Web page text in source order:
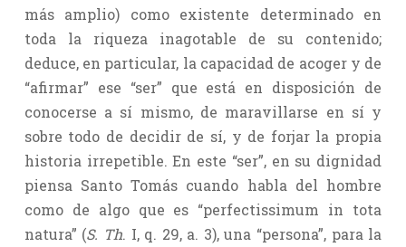
más amplio) como existente determinado en
toda la riqueza inagotable de su contenido;
deduce, en particular, la capacidad de acoger y de
“afirmar” ese “ser” que está en disposición de
conocerse a sí mismo, de maravillarse en sí y
sobre todo de decidir de sí, y de forjar la propia
historia irrepetible. En este “ser”, en su dignidad
piensa Santo Tomás cuando habla del hombre
como de algo que es “perfectissimum in tota
natura” (S. Th. I, q. 29, a. 3), una “persona”, para la